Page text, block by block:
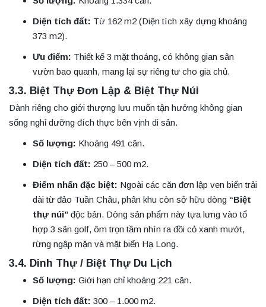
Diện tích đất: Từ 162 m2 (Diện tích xây dựng khoảng
373 m2).
Ưu điểm: Thiết kế 3 mặt thoáng, có không gian sân
vườn bao quanh, mang lại sự riêng tư cho gia chủ.
3.3. Biệt Thự Đơn Lập & Biệt Thự Núi
Dành riêng cho giới thượng lưu muốn tận hưởng không gian
sống nghỉ dưỡng đích thực bên vịnh di sản.
Số lượng: Khoảng 491 căn.
Diện tích đất: 250 – 500 m2.
Điểm nhấn đặc biệt: Ngoài các căn đơn lập ven biển trải
dài từ đảo Tuần Châu, phân khu còn sở hữu dòng “Biệt
thự núi” độc bản. Dòng sản phẩm này tựa lưng vào tổ
hợp 3 sân golf, ôm trọn tầm nhìn ra đồi cỏ xanh mướt,
rừng ngập mặn và mặt biển Hạ Long.
3.4. Dinh Thự / Biệt Thự Du Lịch
Số lượng: Giới hạn chỉ khoảng 221 căn.
Diện tích đất: 300 – 1.000 m2.